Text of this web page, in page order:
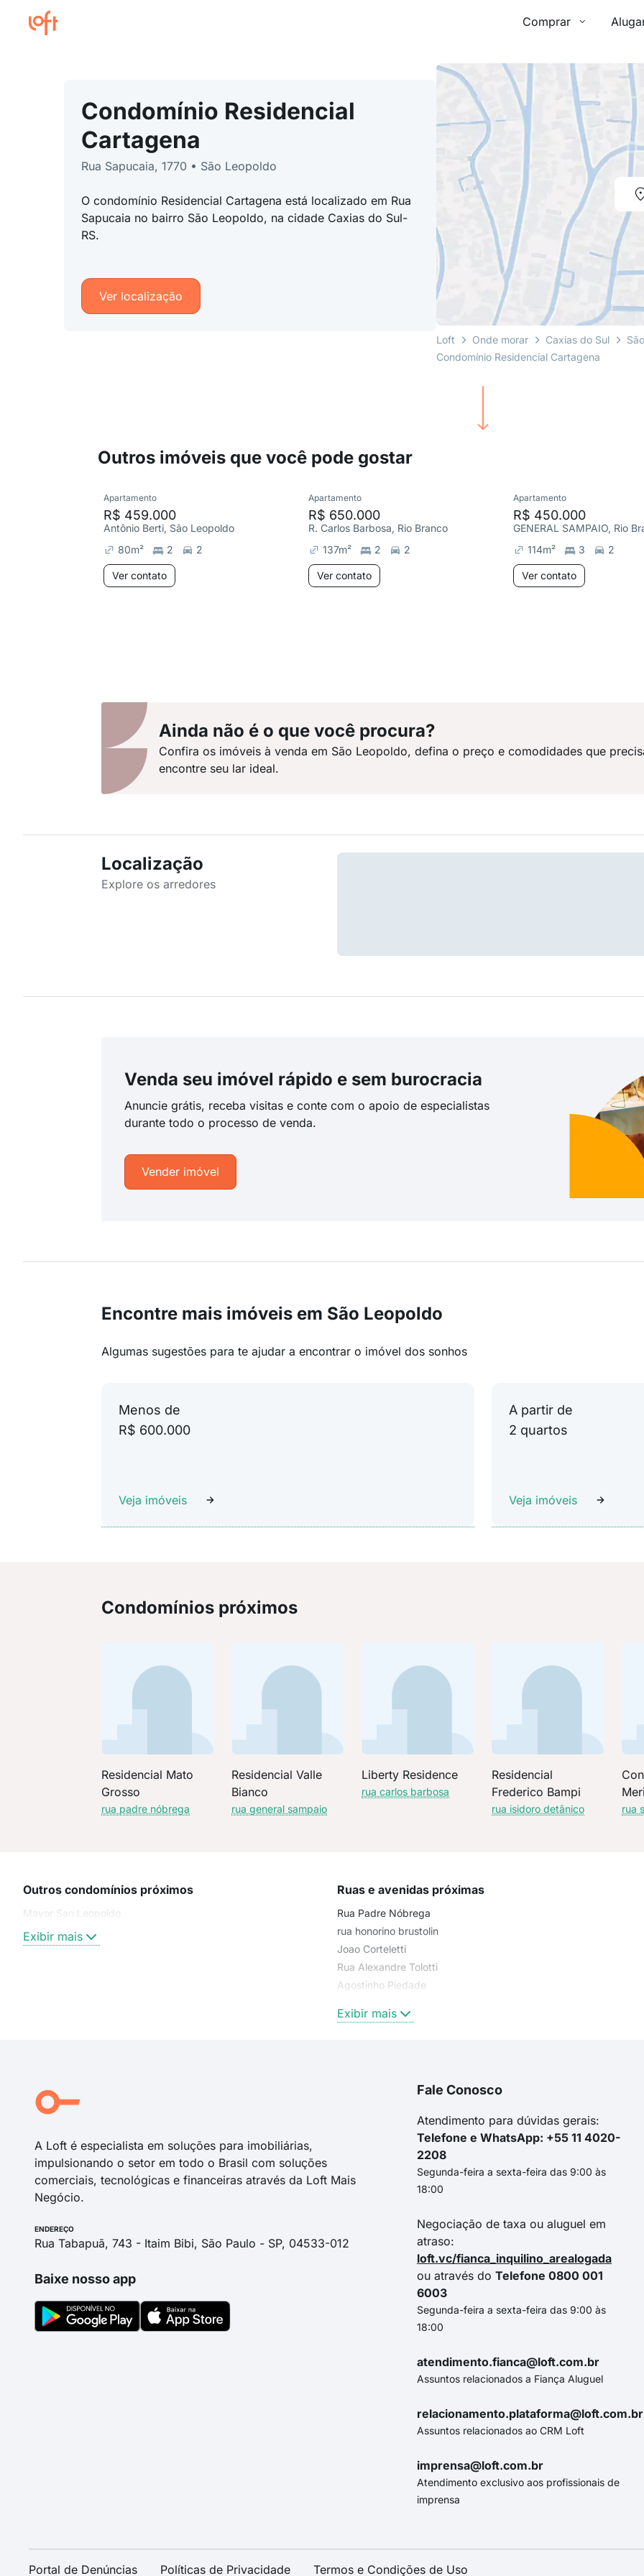
Comprar
Condomínio Residencial
Cartagena
Rua Sapucaia, 1770 • São Leopoldo
O condomínio Residencial Cartagena está localizado em Rua
Sapucaia no bairro São Leopoldo, na cidade Caxias do Sul-
RS.
Ver localização
Loft Onde morar Caxias do Sul
Condomínio Residencial Cartagena
Outros imóveis que você pode gostar
Apartamento
R$ 459.000
Antônio Berti, São Leopoldo
80m² 2 2
Ver contato
Apartamento
R$ 650.000
R. Carlos Barbosa, Rio Branco
137m² 2 2
Ver contato
Apartamento
R$ 450.000
GENERAL SAMPAIO, Rio
114m² 3 2
Ver contato
Ainda não é o que você procura?
Confira os imóveis à venda em São Leopoldo, defina o preço e comodidades que
encontre seu lar ideal.
Localização
Explore os arredores
Venda seu imóvel rápido e sem burocracia
Anuncie grátis, receba visitas e conte com o apoio de especialistas
durante todo o processo de venda.
Vender imóvel
Encontre mais imóveis em São Leopoldo
Algumas sugestões para te ajudar a encontrar o imóvel dos sonhos
Menos de
R$ 600.000
Veja imóveis
A partir de
2 quartos
Veja imóveis
Condomínios próximos
Residencial Mato
Grosso
rua padre nóbrega
Residencial Valle
Bianco
rua general sampaio
Liberty Residence
rua carlos barbosa
Residencial
Frederico Bampi
rua isidoro detânico rua
Outros condomínios próximos
Mayor San Leopoldo
Exibir mais
Ruas e avenidas próximas
Rua Padre Nóbrega
rua honorino brustolin
Joao Corteletti
Rua Alexandre Tolotti
Agostinho Piedade
Padre Nóbrega
Clóvis Boscaro Rossi (esq. Travessa Sta. Maria)
Exibir mais
A Loft é especialista em soluções para imobiliárias,
impulsionando o setor em todo o Brasil com soluções
comerciais, tecnológicas e financeiras através da Loft Mais
Negócio.
ENDEREÇO
Rua Tabapuã, 743 - Itaim Bibi, São Paulo - SP, 04533-012
Baixe nosso app
Fale Conosco
Atendimento para dúvidas gerais:
Telefone e WhatsApp: +55 11 4020-
2208
Segunda-feira a sexta-feira das 9:00 às
18:00
Negociação de taxa ou aluguel em
atraso:
loft.vc/fianca_inquilino_arealogada
ou através do Telefone 0800 001
6003
Segunda-feira a sexta-feira das 9:00 às
18:00
atendimento.fianca@loft.com.br
Assuntos relacionados a Fiança Aluguel
relacionamento.plataforma@loft.com.br
Assuntos relacionados ao CRM Loft
imprensa@loft.com.br
Atendimento exclusivo aos profissionais de
imprensa
Portal de Denúncias Políticas de Privacidade Termos e Condições de Uso